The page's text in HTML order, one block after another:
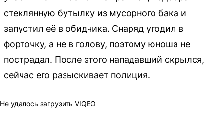
стеклянную бутылку из мусорного бака и
запустил её в обидчика. Снаряд угодил в
форточку, а не в голову, поэтому юноша не
пострадал. После этого нападавший скрылся,
сейчас его разыскивает полиция.
Не удалось загрузить VIQEO